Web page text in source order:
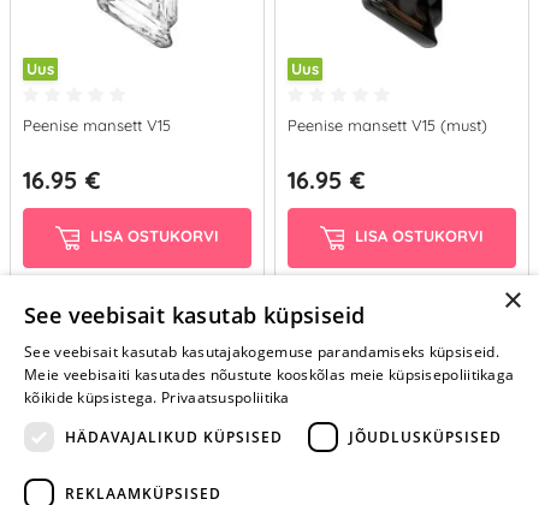
Uus
Peenise mansett V15
16.95 €
LISA OSTUKORVI
Uus
Peenise mansett V15 (must)
16.95 €
LISA OSTUKORVI
×
See veebisait kasutab küpsiseid
See veebisait kasutab kasutajakogemuse parandamiseks küpsiseid.
Meie veebisaiti kasutades nõustute kooskõlas meie küpsisepoliitikaga
kõikide küpsistega. Privaatsuspoliitika
HÄDAVAJALIKUD KÜPSISED
JÕUDLUSKÜPSISED
REKLAAMKÜPSISED